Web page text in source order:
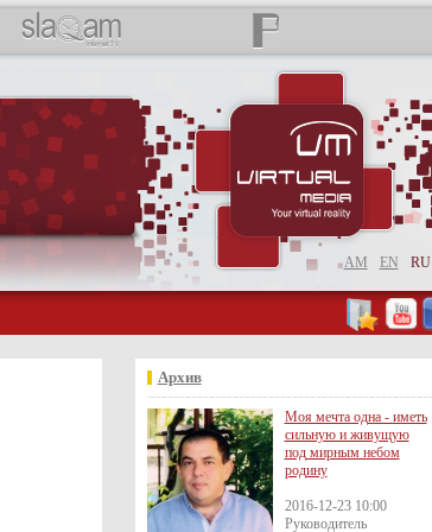
AM EN RU
Архив
Моя мечта одна - иметь
сильную и живущую
под мирным небом
родину
2016-12-23 10:00
Руководитель